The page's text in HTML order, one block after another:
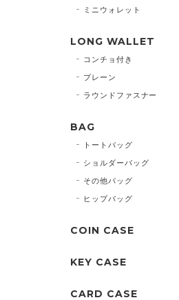
ミニウォレット
LONG WALLET
コンチョ付き
プレーン
ラウンドファスナー
BAG
トートバッグ
ショルダーバッグ
その他バッグ
ヒップバッグ
COIN CASE
KEY CASE
CARD CASE